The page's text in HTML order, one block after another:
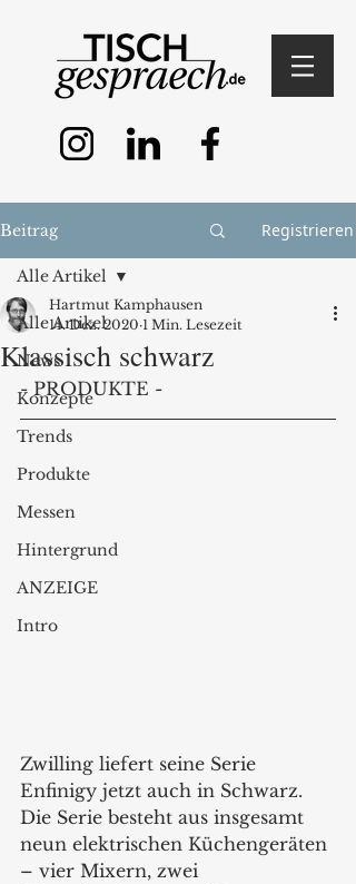
Beitrag Registrieren
Alle Artikel
News
Konzepte
Trends
Produkte
Messen
Hintergrund
ANZEIGE
Intro
Alle Artikel
Klassisch schwarz
Hartmut Kamphausen
14. Dez. 2020 1 Min. Lesezeit
- PRODUKTE -
Zwilling liefert seine Serie
Enfinigy jetzt auch in Schwarz.
Die Serie besteht aus insgesamt
neun elektrischen Küchengeräten
– vier Mixern, zwei